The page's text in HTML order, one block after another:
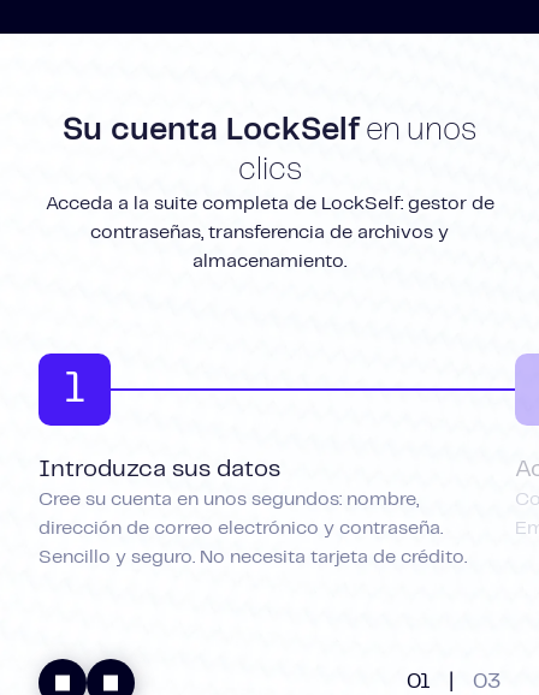
Su cuenta LockSelfen unos
clics
Acceda a la suite completa de LockSelf: gestor de
contraseñas, transferencia de archivos y
almacenamiento.
1
Introduzca sus datos
Cree su cuenta en unos segundos: nombre,
dirección de correo electrónico y contraseña.
Sencillo y seguro. No necesita tarjeta de crédito.
01 03